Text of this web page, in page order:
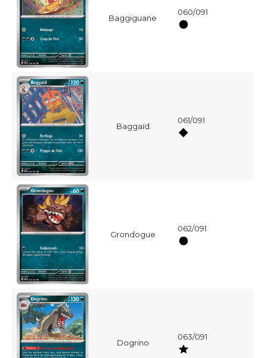
Baggiguane
060/091
Baggaïd
061/091
Grondogue
062/091
Dogrino
063/091